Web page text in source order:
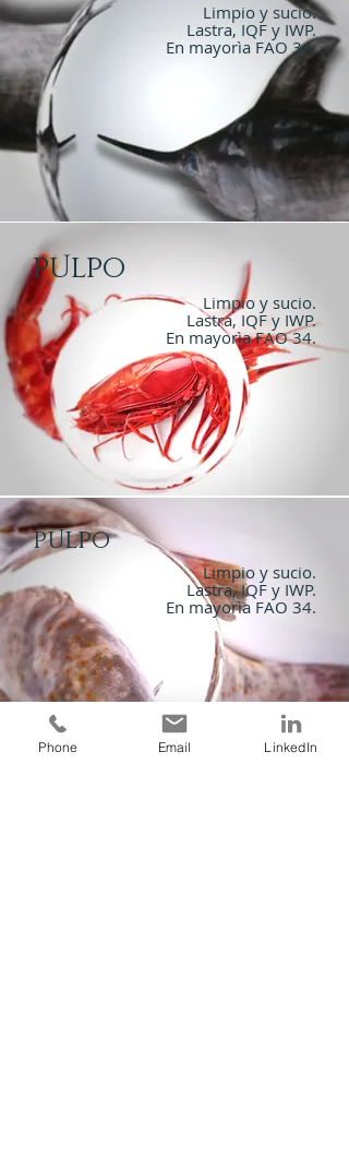
Limpio y sucio.
Lastra, IQF y IWP.
En mayorìa FAO 34.
Pulpo
Limpio y sucio.
Lastra, IQF y IWP.
En mayorìa FAO 34.
Pulpo
Limpio y sucio.
Lastra, IQF y IWP.
En mayorìa FAO 34.
Phone Email LinkedIn